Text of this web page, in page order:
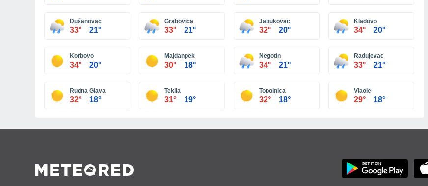
Dušanovac
33° 21°
Grabovica
33° 21°
Jabukovac
32° 20°
Kladovo
34° 20°
Korbovo
34° 20°
Majdanpek
30° 18°
Negotin
34° 21°
Radujevac
33° 21°
Rudna Glava
32° 18°
Tekija
31° 19°
Topolnica
32° 18°
Vlaole
29° 18°